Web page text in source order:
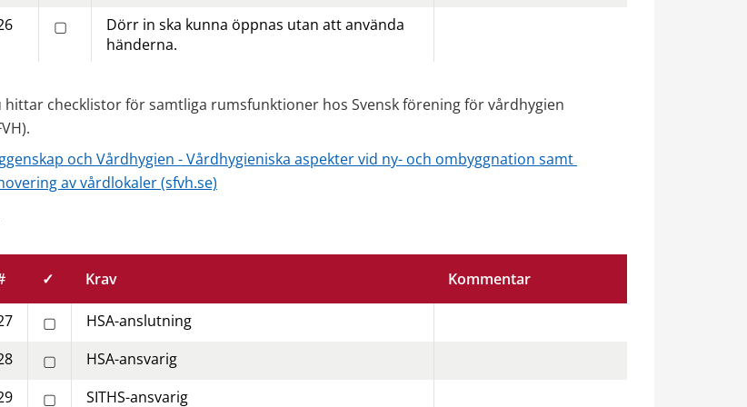
▢
Dörr in ska kunna öppnas utan att använda
händerna.
hittar checklistor för samtliga rumsfunktioner hos Svensk förening för vårdhygien
och Vårdhygien - Vårdhygieniska aspekter vid ny- och ombyggnation samt
av vårdlokaler (sfvh.se)
✓ Krav Kommentar
▢
HSA-anslutning
▢
HSA-ansvarig
▢ SITHS-ansvarig